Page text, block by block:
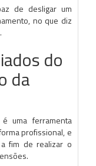
de desligar um
no que diz
do
da
é uma ferramenta
profissional, e
fim de realizar o